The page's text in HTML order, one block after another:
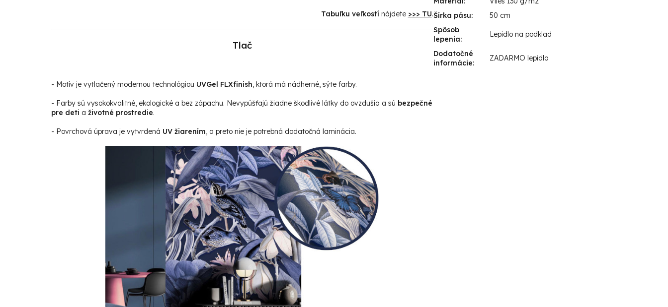
Tabuľku veľkostínájdete >>> TU.
Tlač
- Motív je vytlačený modernou technológiou UVGel FLXfinish, ktorá má nádherné, sýte farby.
- Farby sú vysokokvalitné, ekologické a bez zápachu. Nevypúšťajú žiadne škodlivé látky do ovzdušia a sú bezpečné
pre deti a životné prostredie.
- Povrchová úprava je vytvrdená UV žiarením, a preto nie je potrebná dodatočná laminácia.
Šírka pásu:
50 cm
Spôsob
lepenia:
Lepidlo na podklad
Dodatočné
informácie:
ZADARMO lepidlo